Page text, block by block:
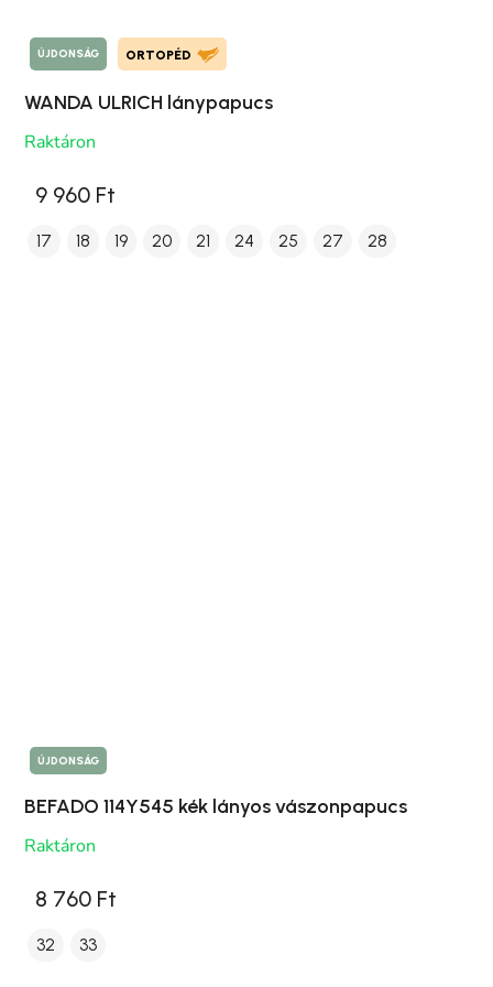
ÚJDONSÁG ORTOPÉD
WANDA ULRICH lánypapucs
Raktáron
9 960 Ft
17 18 19 20 21 24 25 27 28
ÚJDONSÁG
BEFADO 114Y545 kék lányos vászonpapucs
Raktáron
8 760 Ft
32 33